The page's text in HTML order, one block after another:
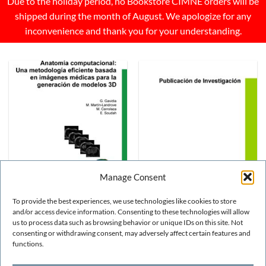
Manage Consent
To provide the best experiences, we use technologies like cookies to store
and/or access device information. Consenting to these technologies will allow
us to process data such as browsing behavior or unique IDs on this site. Not
consenting or withdrawing consent, may adversely affect certain features and
functions.
shipped during the month of August. We apologize for any
inconvenience and thank you for your understanding.
BIOMEDICAL ENGINEERING
Anatomía computacional:
una metodologia eficiente
basada en imágenes médicas
modelos 3D
BIOMEDICAL ENGINEERING
Clasificadores basados en
máquinas de soporte vertical
de Alzheimer